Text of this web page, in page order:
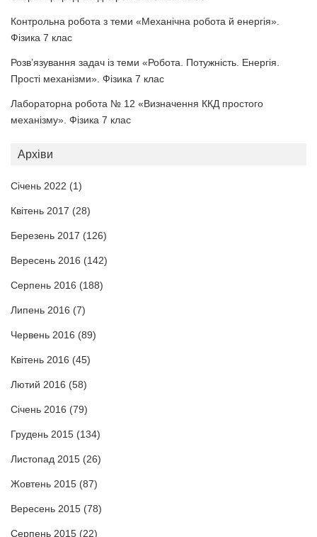
Контрольна робота з теми «Механічна робота й енергія».
Фізика 7 клас
Розв’язування задач із теми «Робота. Потужність. Енергія.
Прості механізми». Фізика 7 клас
Лабораторна робота № 12 «Визначення ККД простого
механізму». Фізика 7 клас
Архіви
Січень 2022 (1)
Квітень 2017 (28)
Березень 2017 (126)
Вересень 2016 (142)
Серпень 2016 (188)
Липень 2016 (7)
Червень 2016 (89)
Квітень 2016 (45)
Лютий 2016 (58)
Січень 2016 (79)
Грудень 2015 (134)
Листопад 2015 (26)
Жовтень 2015 (87)
Вересень 2015 (78)
Серпень 2015 (22)